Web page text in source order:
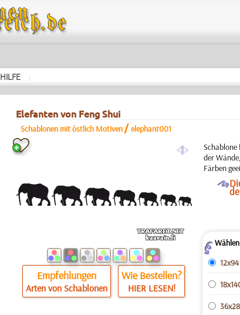
HILFE |
Elefanten von Feng Shui
Schablonen mit östlich Motiven /elephant001
a
Empfehlungen
Arten von Schablonen
Wie Bestellen?
HIER LESEN!
der
Färben
O
Z